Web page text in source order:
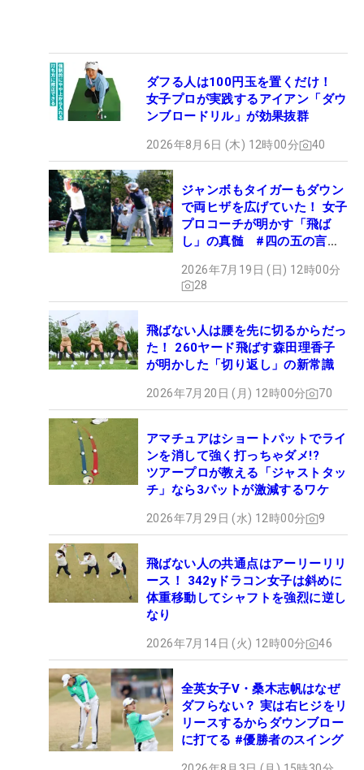
ダフる人は100円玉を置くだけ！
女子プロが実践するアイアン「ダウ
ンブロードリル」が効果抜群
2026年8月6日 (木) 12時00分 40
ジャンボもタイガーもダウン
で両ヒザを広げていた！ 女子
プロコーチが明かす「飛ば
し」の真髄 #四の五の言わ
2026年7月19日 (日) 12時00分
28
飛ばない人は腰を先に切るからだっ
た！ 260ヤード飛ばす森田理香子
が明かした「切り返し」の新常識
2026年7月20日 (月) 12時00分 70
アマチュアはショートパットでライ
ンを消して強く打っちゃダメ!?
ツアープロが教える「ジャストタッ
チ」なら3パットが激減するワケ
2026年7月29日 (水) 12時00分 9
飛ばない人の共通点はアーリーリリ
ース！ 342yドラコン女子は斜めに
体重移動してシャフトを強烈に逆し
なり
2026年7月14日 (火) 12時00分 46
全英女子V・桑木志帆はなぜ
ダフらない？ 実は右ヒジをリ
リースするからダウンブロー
に打てる #優勝者のスイング